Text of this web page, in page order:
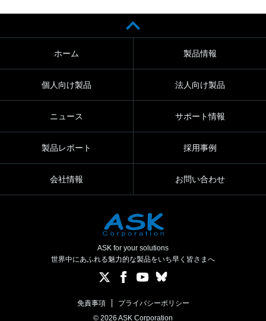
ホーム 製品情報
個人向け製品 法人向け製品
ニュース サポート情報
製品レポート 採用事例
会社情報 お問い合わせ
ASK for your solutions
世界中にあふれる魅力的な製品をいち早く皆さまへ
免責事項
プライバシーポリシー
© 2026 ASK Corporation